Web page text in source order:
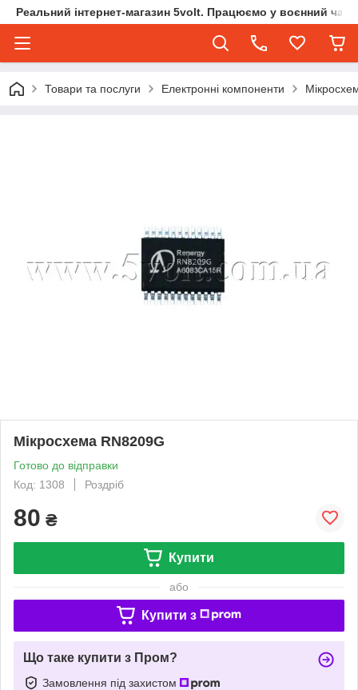
Реальний інтернет-магазин 5volt. Працюємо у воєнний
Товари та послуги Електронні компоненти
Мікросхема RN8209G
Готово до відправки
Код: 1308
Роздріб
80 ₴
Купити
або
Купити з
Що таке купити з Пром?
Замовлення під захистом